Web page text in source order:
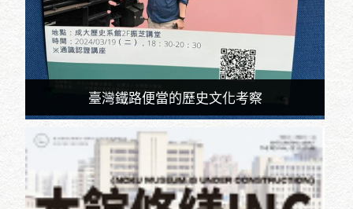
臺灣鐵路便當的歷史文化考察